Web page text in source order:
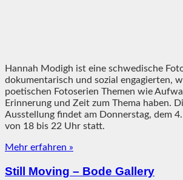
Hannah Modigh ist eine schwedische
dokumentarisch und sozial engagierten,
poetischen Fotoserien Themen wie
Erinnerung und Zeit zum Thema haben.
Ausstellung findet am Donnerstag, dem
von 18 bis 22 Uhr statt.
Mehr erfahren »
Still Moving – Bode Gallery